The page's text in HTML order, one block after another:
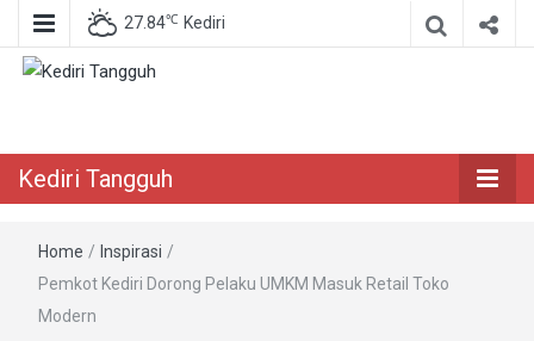
27.84℃ Kediri
Kediri Tangguh
Home / Inspirasi /
Pemkot Kediri Dorong Pelaku UMKM Masuk Retail Toko
Modern